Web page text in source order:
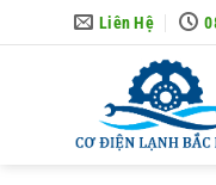
to
Liên Hệ